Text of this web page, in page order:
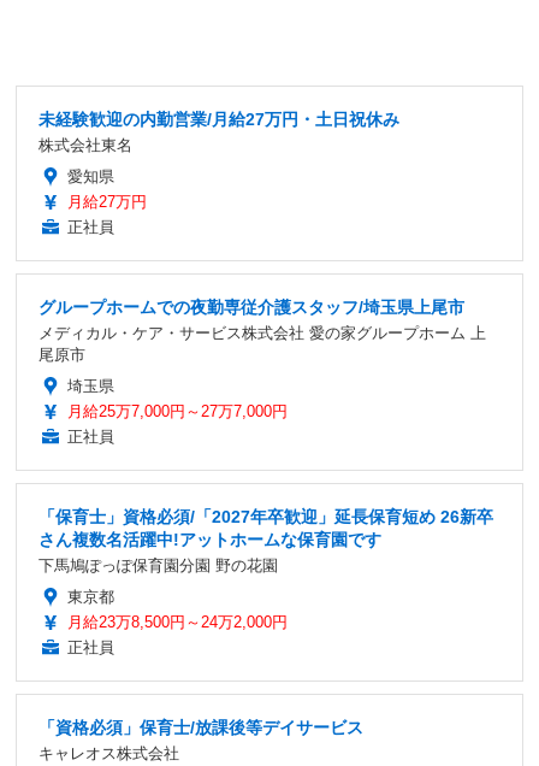
未経験歓迎の内勤営業/月給27万円・土日祝休み
株式会社東名
愛知県
月給27万円
正社員
グループホームでの夜勤専従介護スタッフ/埼玉県上尾市
メディカル・ケア・サービス株式会社 愛の家グループホーム 上
尾原市
埼玉県
月給25万7,000円～27万7,000円
正社員
「保育士」資格必須/「2027年卒歓迎」延長保育短め 26新卒
さん複数名活躍中!アットホームな保育園です
下馬鳩ぽっぽ保育園分園 野の花園
東京都
月給23万8,500円～24万2,000円
正社員
「資格必須」保育士/放課後等デイサービス
キャレオス株式会社